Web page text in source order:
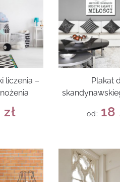
liczenia –
zł
Plakat
od: 18